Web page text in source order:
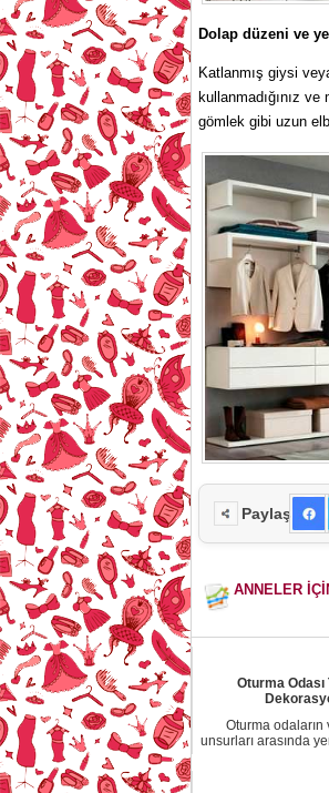
Dolap düzeni ve
Katlanmış giysi
kullanmadığınız
gömlek gibi uzun
Paylaş
ANNELER
Oturma
Oturma
unsurları arasında